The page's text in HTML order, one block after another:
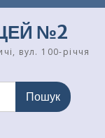
№2
вул. 100-річчя